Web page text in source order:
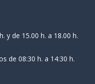
y de 15.00 h. a 18.00 h.
de 08:30 h. a 14:30 h.